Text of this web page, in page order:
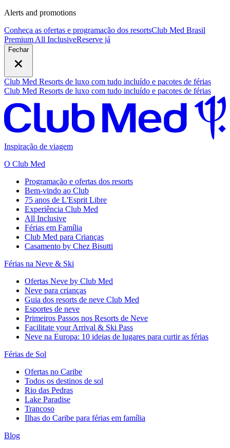
Alerts and promotions
Conheça as ofertas e programação dos resortsClub Med Brasil
Premium All InclusiveReserve já
Fechar
Club Med Resorts de luxo com tudo incluído e pacotes de férias
Club Med Resorts de luxo com tudo incluído e pacotes de férias
Inspiração de viagem
O Club Med
Programação e ofertas dos resorts
Bem-vindo ao Club
75 anos de L'Esprit Libre
Experiência Club Med
All Inclusive
Férias em Família
Club Med para Crianças
Casamento by Chez Bisutti
Férias na Neve & Ski
Ofertas Neve by Club Med
Neve para crianças
Guia dos resorts de neve Club Med
Esportes de neve
Primeiros Passos nos Resorts de Neve
Facilitate your Arrival & Ski Pass
Neve na Europa: 10 ideias de lugares para curtir as férias
Férias de Sol
Ofertas no Caribe
Todos os destinos de sol
Rio das Pedras
Lake Paradise
Trancoso
Ilhas do Caribe para férias em família
Blog